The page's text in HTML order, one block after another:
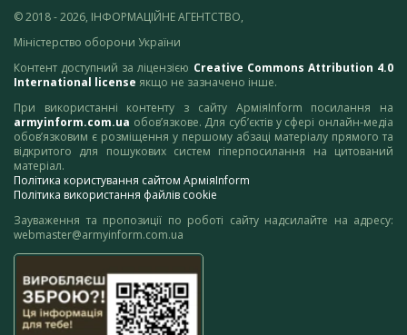
© 2018 - 2026, ІНФОРМАЦІЙНЕ АГЕНТСТВО,
Міністерство оборони України
Контент доступний за ліцензією Creative Commons Attribution 4.0
International license якщо не зазначено інше.
При використанні контенту з сайту АрміяInform посилання на
armyinform.com.ua обов’язкове. Для суб’єктів у сфері онлайн-медіа
обов’язковим є розміщення у першому абзаці матеріалу прямого та
відкритого для пошукових систем гіперпосилання на цитований
матеріал.
Політика користування сайтом АрміяInform
Політика використання файлів cookie
Зауваження та пропозиції по роботі сайту надсилайте на адресу:
webmaster@armyinform.com.ua